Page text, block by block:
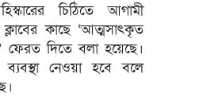
চিঠিতে আগামী
কাছে ‘আত্মসাৎকৃত
ফেরত দিতে বলা হয়েছে।
নেওয়া হবে বলে